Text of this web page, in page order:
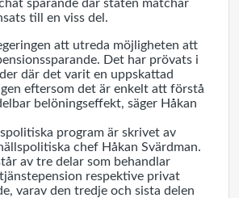
sparande där staten matchar
till en viss del.
att utreda möjligheten att
Det har prövats i
där det varit en uppskattad
eftersom det är enkelt att förstå
belöningseffekt, säger Håkan
program är skrivet av
chef Håkan Svärdman.
av tre delar som behandlar
respektive privat
varav den tredje och sista delen